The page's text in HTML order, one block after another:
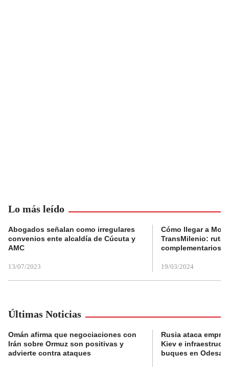
Lo más leído
Abogados señalan como irregulares
convenios ente alcaldía de Cúcuta y
AMC
13/07/2023
Cómo llegar a
TransMilenio:
complementarios
19/03/2024
Últimas Noticias
Omán afirma que negociaciones con
Irán sobre Ormuz son positivas y
advierte contra ataques
Rusia ataca
Kiev e
buques en Odesa